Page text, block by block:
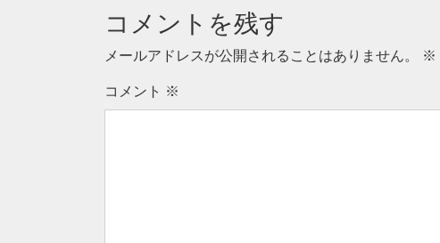
コメントを残す
メールアドレスが公開されることはありません。 ※
コメント ※